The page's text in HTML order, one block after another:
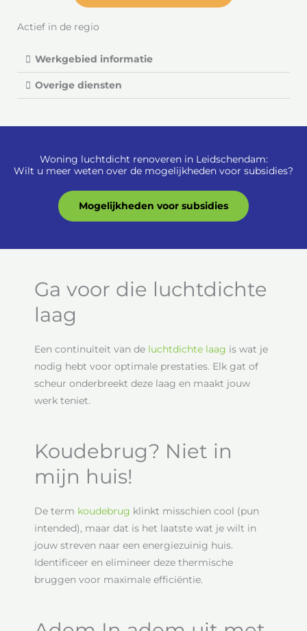
Actief in de regio
Werkgebied informatie
Overige diensten
Woning luchtdicht renoveren in Leidschendam:
Wilt u meer weten over de mogelijkheden voor subsidies?
Mogelijkheden voor subsidies
Ga voor die luchtdichte
laag
Een continuïteit van de luchtdichte laag is wat je
nodig hebt voor optimale prestaties. Elk gat of
scheur onderbreekt deze laag en maakt jouw
werk teniet.
Koudebrug? Niet in
mijn huis!
De term koudebrug klinkt misschien cool (pun
intended), maar dat is het laatste wat je wilt in
jouw streven naar een energiezuinig huis.
Identificeer en elimineer deze thermische
bruggen voor maximale efficiëntie.